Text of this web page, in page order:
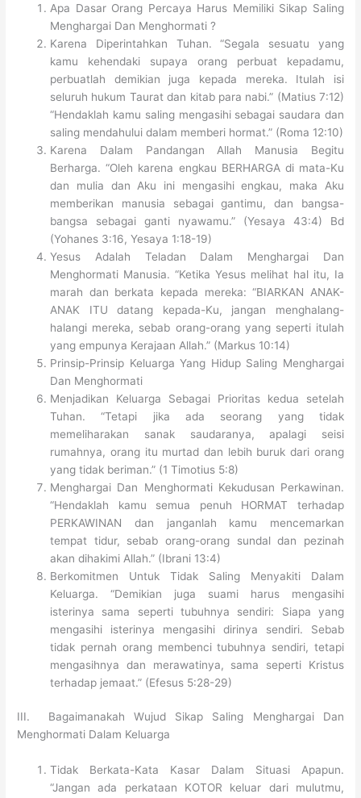
Apa Dasar Orang Percaya Harus Memiliki Sikap Saling
Menghargai Dan Menghormati ?
Karena Diperintahkan Tuhan. “Segala sesuatu yang
kamu kehendaki supaya orang perbuat kepadamu,
perbuatlah demikian juga kepada mereka. Itulah isi
seluruh hukum Taurat dan kitab para nabi.” (Matius 7:12)
“Hendaklah kamu saling mengasihi sebagai saudara dan
saling mendahului dalam memberi hormat.” (Roma 12:10)
Karena Dalam Pandangan Allah Manusia Begitu
Berharga. “Oleh karena engkau BERHARGA di mata-Ku
dan mulia dan Aku ini mengasihi engkau, maka Aku
memberikan manusia sebagai gantimu, dan bangsa-
bangsa sebagai ganti nyawamu.” (Yesaya 43:4) Bd
(Yohanes 3:16, Yesaya 1:18-19)
Yesus Adalah Teladan Dalam Menghargai Dan
Menghormati Manusia. “Ketika Yesus melihat hal itu, Ia
marah dan berkata kepada mereka: “BIARKAN ANAK-
ANAK ITU datang kepada-Ku, jangan menghalang-
halangi mereka, sebab orang-orang yang seperti itulah
yang empunya Kerajaan Allah.” (Markus 10:14)
Prinsip-Prinsip Keluarga Yang Hidup Saling Menghargai
Dan Menghormati
Menjadikan Keluarga Sebagai Prioritas kedua setelah
Tuhan. “Tetapi jika ada seorang yang tidak
memeliharakan sanak saudaranya, apalagi seisi
rumahnya, orang itu murtad dan lebih buruk dari orang
yang tidak beriman.” (1 Timotius 5:8)
Menghargai Dan Menghormati Kekudusan Perkawinan.
“Hendaklah kamu semua penuh HORMAT terhadap
PERKAWINAN dan janganlah kamu mencemarkan
tempat tidur, sebab orang-orang sundal dan pezinah
akan dihakimi Allah.” (Ibrani 13:4)
Berkomitmen Untuk Tidak Saling Menyakiti Dalam
Keluarga. “Demikian juga suami harus mengasihi
isterinya sama seperti tubuhnya sendiri: Siapa yang
mengasihi isterinya mengasihi dirinya sendiri. Sebab
tidak pernah orang membenci tubuhnya sendiri, tetapi
mengasihnya dan merawatinya, sama seperti Kristus
terhadap jemaat.” (Efesus 5:28-29)
III. Bagaimanakah Wujud Sikap Saling Menghargai Dan
Menghormati Dalam Keluarga
Tidak Berkata-Kata Kasar Dalam Situasi Apapun.
“Jangan ada perkataan KOTOR keluar dari mulutmu,